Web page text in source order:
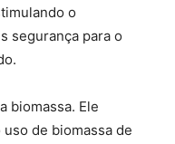
o
segurança para o
biomassa. Ele
de biomassa de